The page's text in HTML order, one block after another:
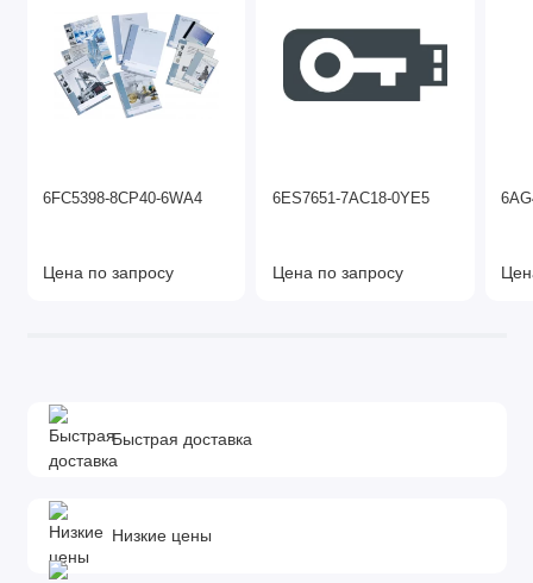
6FC5398-8CP40-6WA4
Цена по запросу
6ES7651-7AC18-0YE5
Цена по запросу
Быстрая доставка
Низкие цены